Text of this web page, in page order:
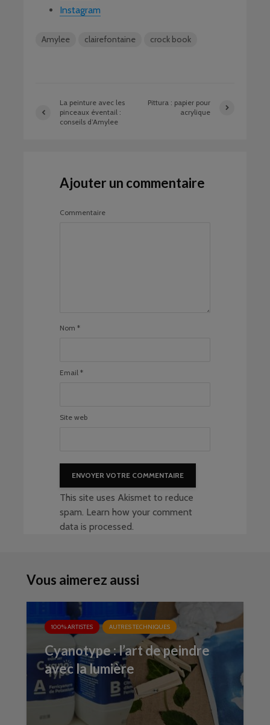
Instagram
Amylee clairefontaine crock book
La peinture avec les
pinceaux éventail :
conseils d’Amylee
Pittura : papier pour
acrylique
Ajouter un commentaire
Commentaire
Nom *
Email *
Site web
This site uses Akismet to reduce
spam. Learn how your comment
data is processed.
Vous aimerez aussi
100% ARTISTES AUTRES TECHNIQUES
Cyanotype : l’art de peindre
avec la lumière